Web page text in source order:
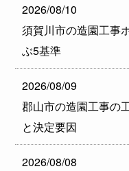
2026/08/10
須賀川市の造園工事
ぶ5基準
2026/08/09
郡山市の造園工事の
と決定要因
2026/08/08